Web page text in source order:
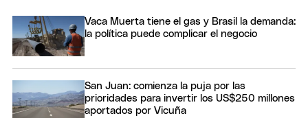
Vaca Muerta tiene el gas y Brasil la demanda:
la política puede complicar el negocio
San Juan: comienza la puja por las
prioridades para invertir los US$250 millones
aportados por Vicuña